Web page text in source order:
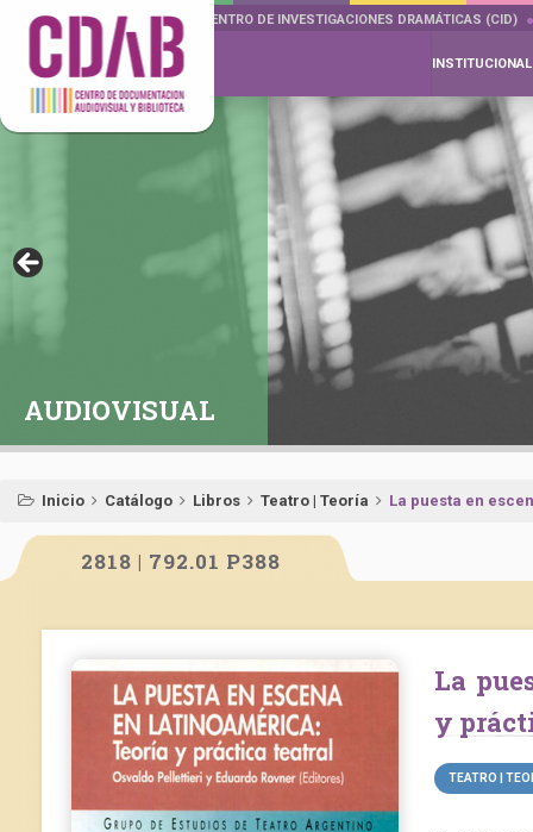
DOCUMENTA DRAMÁTICAS CENTRO DE INVESTIGACIONES DRAMÁTICAS (CID)
INSTITUCIONAL
AUDIOVISUAL
Inicio Catálogo Libros Teatro | Teoría La puesta en
2818 | 792.01 P388
La puesta en escena en latinoamérica: teoría
y
TEATRO |